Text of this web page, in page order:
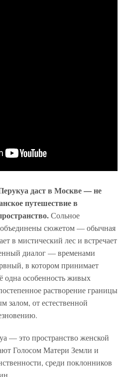
даст в Москве — не
путешествие в
Сольное
объединены сюжетом — обычная
в мистический лес и встречает
диалог — временами
в котором принимает
одна особенность живых
растворение границы
залом, от естественной
— это пространство женской
Голосом Матери Земли и
среди поклонников